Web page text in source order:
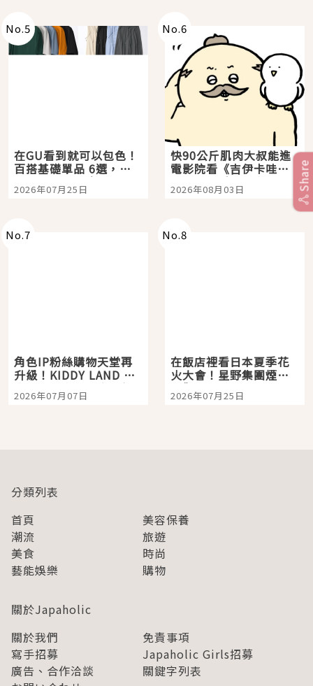
No.5
在GU看到就可以包色！
百搭基礎單品 6選，閉
眼全收也不心疼
2026年07月25日
No.6
快90公斤肌肉大叔能進
電影院看《吉伊卡哇》
嗎？日本重金屬樂團
「打首」會長與nagano
2026年08月03日
No.7
角色IP粉絲購物天堂再
升級！KIDDY LAND 原
宿店吉伊卡哇迎客，新
開幕 OMOKADO 店3分
2026年07月07日
No.8
在飯店裡看日本夏季花
火大會！星野集團煙火
景觀飯店6選，讓你不用
人擠人悠閒欣賞
2026年07月25日
Share
分類列表
首頁
美容保養
潮流
旅遊
美食
時尚
藝能娛樂
購物
關於Japaholic
關於我們
免責事項
寫手招募
Japaholic Girls招募
廣告、合作洽談
關鍵字列表